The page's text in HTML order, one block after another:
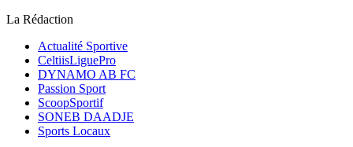
La Rédaction
Actualité Sportive
CeltiisLiguePro
DYNAMO AB FC
Passion Sport
ScoopSportif
SONEB DAADJE
Sports Locaux